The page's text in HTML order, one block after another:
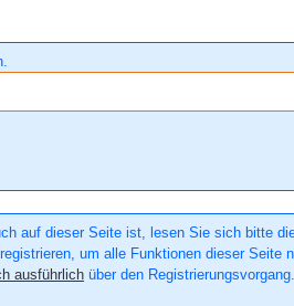
auf dieser Seite ist, lesen Sie sich bitte
um alle Funktionen dieser Seite
ausführlich über den